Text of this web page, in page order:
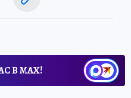
В МАХ!